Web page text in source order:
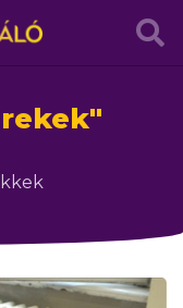
"